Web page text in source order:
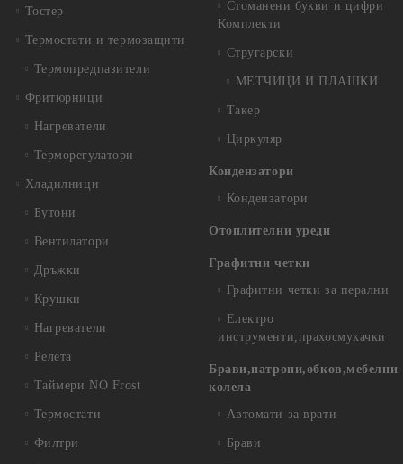
Тостер
Термостати и термозащити
Термопредпазители
Фритюрници
Нагреватели
Терморегулатори
Хладилници
Бутони
Вентилатори
Дръжки
Крушки
Нагреватели
Релета
Таймери NO Frost
Термостати
Филтри
Стоманени букви и цифри
Комплекти
Стругарски
МЕТЧИЦИ И ПЛАШКИ
Такер
Циркуляр
Кондензатори
Кондензатори
Отоплителни уреди
Графитни четки
Графитни четки за перални
Електро
инструменти,прахосмукачки
Брави,патрони,обков,мебелни
колела
Автомати за врати
Брави